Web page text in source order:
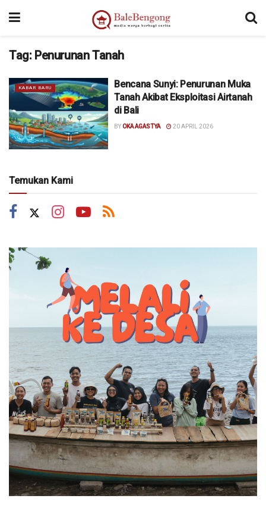
Tag: Penurunan Tanah
KABAR BARU
Bencana Sunyi: Penurunan Muka
Tanah Akibat Eksploitasi Airtanah
di Bali
BYOKA AGASTYA 20 APRIL 2026
Temukan Kami